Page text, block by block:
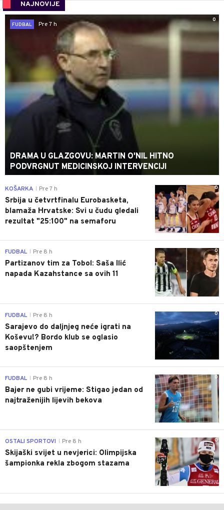
NAJNOVIJE
0
FUDBAL
Pre 7 h
DRAMA U GLAZGOVU: MARTIN O'NIL HITNO
PODVRGNUT MEDICINSKOJ INTERVENCIJI
0
KOŠARKA Pre 7 h
Srbija u četvrtfinalu Eurobasketa,
blamaža Hrvatske: Svi u čudu gledali
rezultat "25:100" na semaforu
0
FUDBAL Pre 8 h
Partizanov tim za Tobol: Saša Ilić
napada Kazahstance sa ovih 11
0
FUDBAL Pre 8 h
Sarajevo do daljnjeg neće igrati na
Koševu!? Bordo klub se oglasio
saopštenjem
0
FUDBAL Pre 8 h
Bajer ne gubi vrijeme: Stigao jedan od
najtraženijih lijevih bekova
0
OSTALI SPORTOVI Pre 8 h
Skijaški svijet u nevjerici: Olimpijska
šampionka rekla zbogom stazama